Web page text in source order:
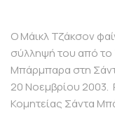
Ο Μάικλ Τζάκσον
σύλληψή του από το
Μπάρμπαρα στη
20 Νοεμβρίου 2003.
Κομητείας Σάντα